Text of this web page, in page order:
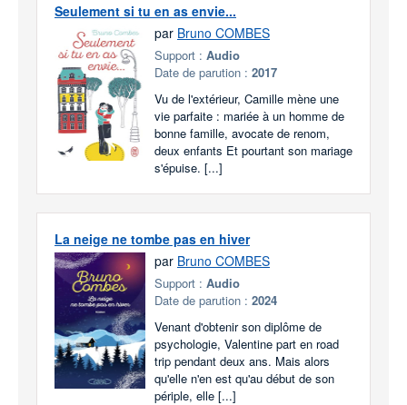
Seulement si tu en as envie...
par Bruno COMBES
Support : Audio
Date de parution : 2017
Vu de l'extérieur, Camille mène une
vie parfaite : mariée à un homme de
bonne famille, avocate de renom,
deux enfants Et pourtant son mariage
s'épuise. [...]
La neige ne tombe pas en hiver
par Bruno COMBES
Support : Audio
Date de parution : 2024
Venant d'obtenir son diplôme de
psychologie, Valentine part en road
trip pendant deux ans. Mais alors
qu'elle n'en est qu'au début de son
périple, elle [...]